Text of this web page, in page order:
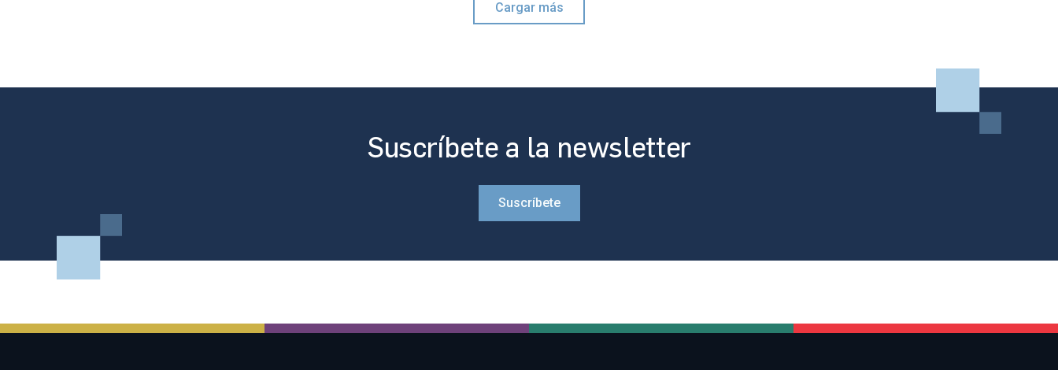
Cargar más
Suscríbete a la newsletter
Suscríbete